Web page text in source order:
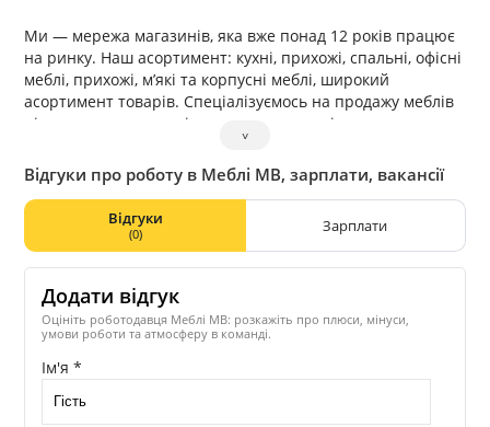
Ми — мережа магазинів, яка вже понад 12 років працює
на ринку. Наш асортимент: кухні, прихожі, спальні, офісні
меблі, прихожі, м’які та корпусні меблі, широкий
асортимент товарів. Спеціалізуємось на продажу меблів
під замовлення та співпрацюємо з провідними
фабриками, а також є офіційним представником
ортопедичних матраців. Наші магазини розташовані в
Івано-Франківську, Микуличині, Ворохті, Верховині,
Косові, Космачі, Снятині, Татарові.
˅
Відгуки про роботу в Меблі МВ, зарплати, вакансії
Відгуки
(0) Зарплати
Додати відгук
Оцініть роботодавця Меблі МВ: розкажіть про плюси, мінуси,
умови роботи та атмосферу в команді.
Ім'я *